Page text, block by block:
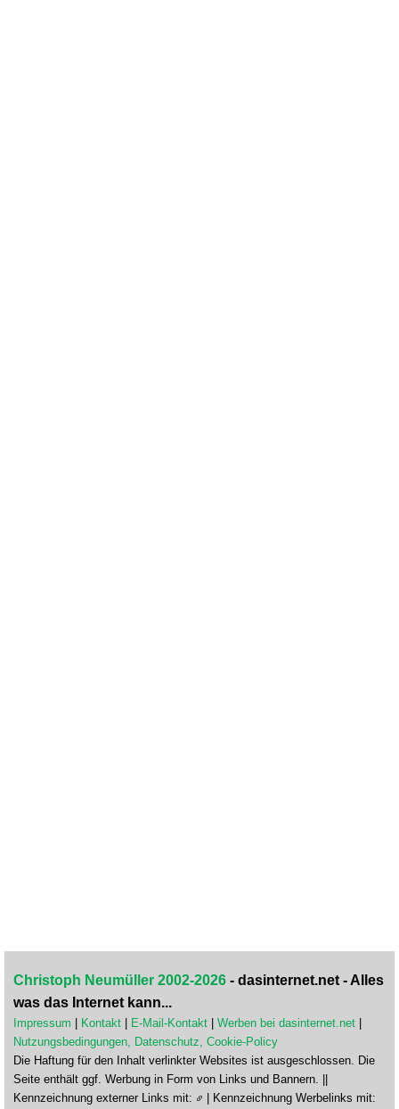
Christoph Neumüller 2002-2026 - dasinternet.net - Alles
was das Internet kann...
Impressum | Kontakt | E-Mail-Kontakt | Werben bei dasinternet.net |
Nutzungsbedingungen, Datenschutz, Cookie-Policy
Die Haftung für den Inhalt verlinkter Websites ist ausgeschlossen. Die
Seite enthält ggf. Werbung in Form von Links und Bannern. ||
Kennzeichnung externer Links mit:
| Kennzeichnung Werbelinks mit: